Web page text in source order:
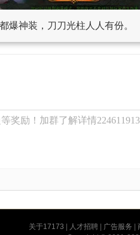
爆神装，刀刀光柱人人有份。
奖励！加群了解详情224611913
关于17173 | 人才招聘| 广告服务 |